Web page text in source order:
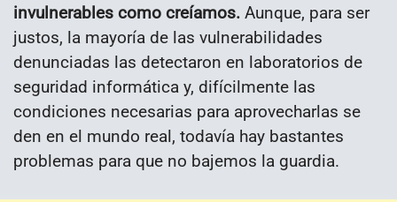
invulnerables como creíamos. Aunque, para ser
justos, la mayoría de las vulnerabilidades
denunciadas las detectaron en laboratorios de
seguridad informática y, difícilmente las
condiciones necesarias para aprovecharlas se
den en el mundo real, todavía hay bastantes
problemas para que no bajemos la guardia.